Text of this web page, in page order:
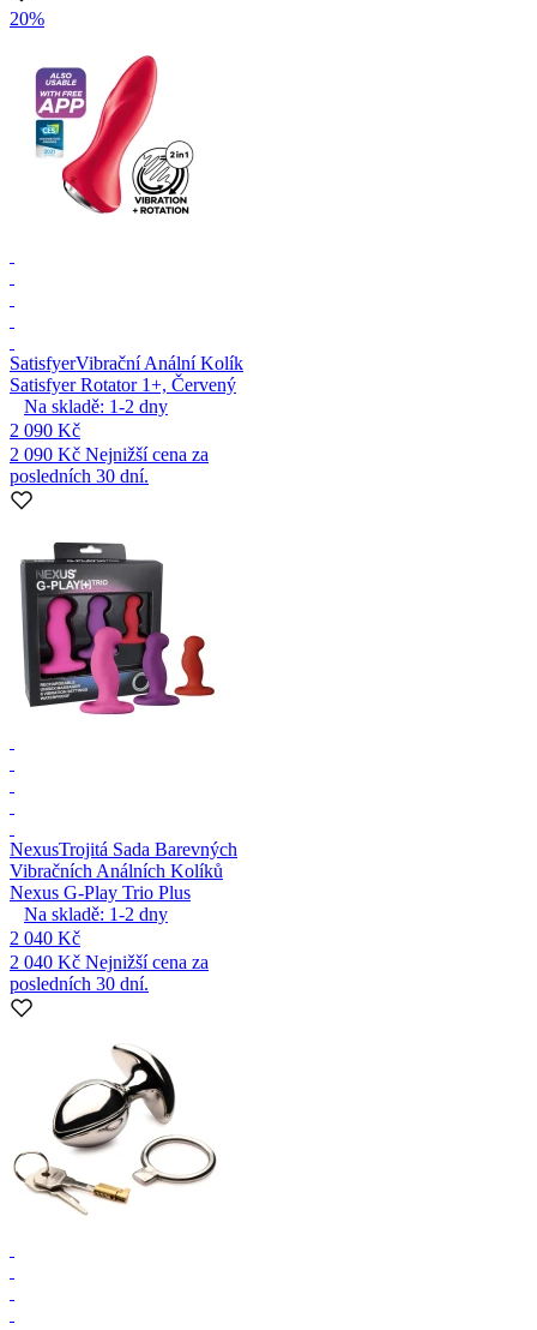
20%
SatisfyerVibrační Anální Kolík
Satisfyer Rotator 1+, Červený
Na skladě: 1-2 dny
2 090 Kč
2 090 Kč Nejnižší cena za
posledních 30 dní.
NexusTrojitá Sada Barevných
Vibračních Análních Kolíků
Nexus G-Play Trio Plus
Na skladě: 1-2 dny
2 040 Kč
2 040 Kč Nejnižší cena za
posledních 30 dní.